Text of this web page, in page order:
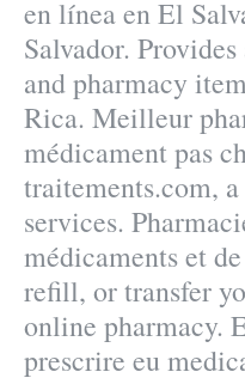
en línea en El
Salvador.
and pharmacy
Rica. Meilleur
médicament pas
traitements.com,
services.
médicaments et
refill, or transfer
online pharmacy.
prescrire eu